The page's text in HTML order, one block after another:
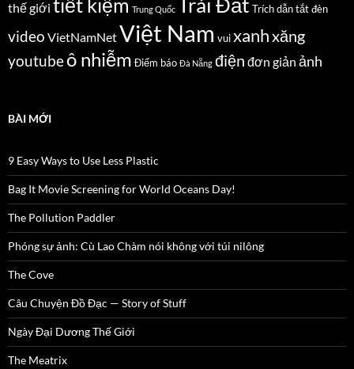
thế giới tiết kiệm Trung Quốc Trích dẫntắt đèn
video VietNamNetViệt Nam vuixanhxăng
youtubeô nhiễm Điểm báo Đà Nẵng điện đơn giản ảnh
BÀI MỚI
9 Easy Ways to Use Less Plastic
Bag It Movie Screening for World Oceans Day!
The Pollution Paddler
Phóng sự ảnh: Cù Lao Chàm nói không với túi nilông
The Cove
Câu Chuyện Đồ Đạc — Story of Stuff
Ngày Đại Dương Thế Giới
The Meatrix